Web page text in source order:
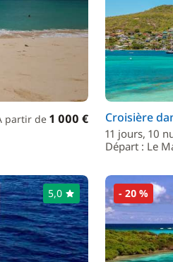
partir de 1 000 € Croisière
11 jours, 10
Départ : Le
5,0 - 20 %